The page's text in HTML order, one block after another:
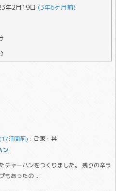
年2月19日 (3年6ヶ月前)
(17時間前)
: ご飯・丼
ン
チャーハンをつくりました。 残りの辛ラ
もあったの ...